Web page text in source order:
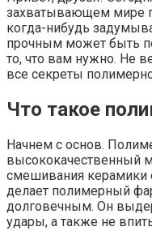
захватывающем мире
когда-нибудь
прочным может быть
то, что вам нужно. Не
все секреты
Что такое
Начнем с основ.
высококачественный
смешивания керамики
делает полимерный
долговечным. Он
удары, а также не